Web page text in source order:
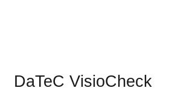
DaTeC VisioCheck